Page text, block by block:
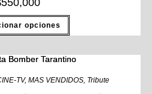
opciones
TV, MAS VENDIDOS, Tribute